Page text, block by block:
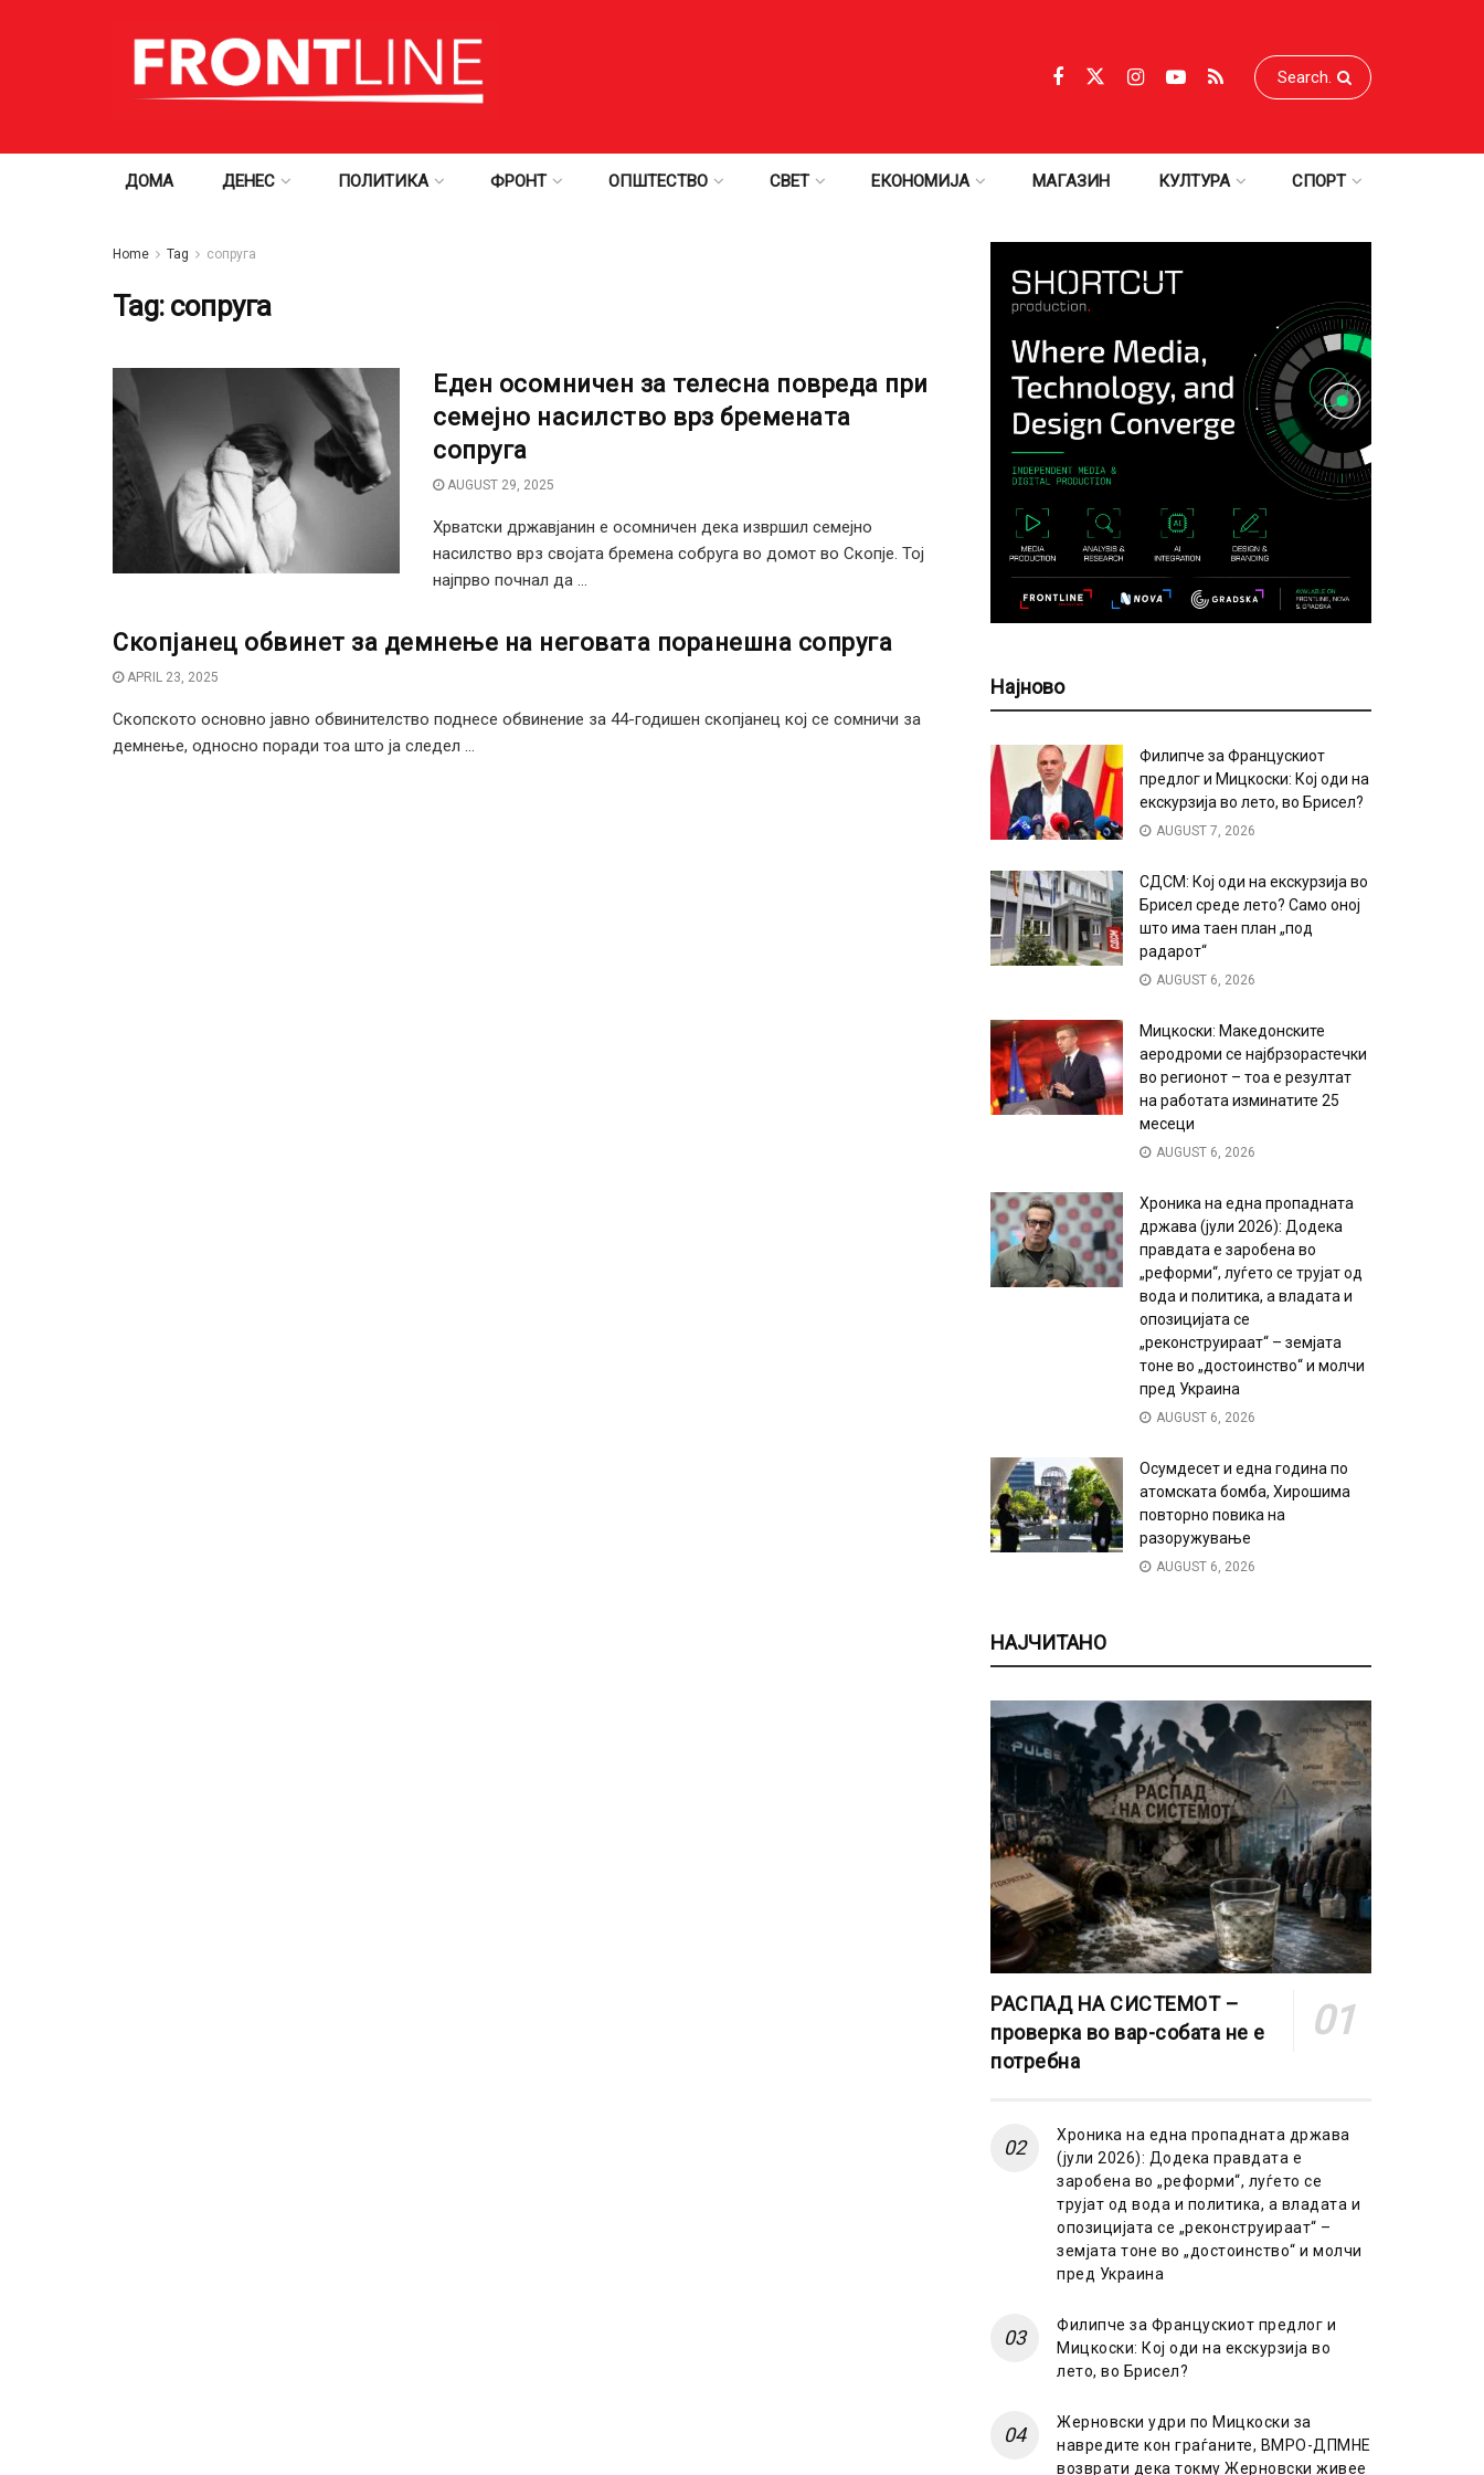
ДОМА ДЕНЕС ПОЛИТИКА ФРОНТ ОПШТЕСТВО СВЕТ ЕКОНОМИЈА МАГАЗИН КУЛТУРА СПОРТ
Home Tag сопруга
Tag: сопруга
Еден осомничен за телесна повреда при
семејно насилство врз бремената
сопруга
AUGUST 29, 2025
Хрватски државјанин е осомничен дека извршил семејно
насилство врз својата бремена собруга во домот во Скопје. Тој
најпрво почнал да ...
Скопјанец обвинет за демнење на неговата поранешна сопруга
APRIL 23, 2025
Скопското основно јавно обвинителство поднесе обвинение за 44-годишен скопјанец кој се сомничи за
демнење, односно поради тоа што ја следел ...
Најново
Филипче за Францускиот
предлог и Мицкоски: Кој оди на
екскурзија во лето, во Брисел?
AUGUST 7, 2026
СДСМ: Кој оди на екскурзија во
Брисел среде лето? Само оној
што има таен план „под
радарот“
AUGUST 6, 2026
Мицкоски: Македонските
аеродроми се најбрзорастечки
во регионот – тоа е резултат
на работата изминатите 25
месеци
AUGUST 6, 2026
Хроника на една пропадната
држава (јули 2026): Додека
правдата е заробена во
„реформи“, луѓето се трујат од
вода и политика, а владата и
опозицијата се
„реконструираат“ – земјата
тоне во „достоинство“ и молчи
пред Украина
AUGUST 6, 2026
Осумдесет и една година по
атомската бомба, Хирошима
повторно повика на
разоружување
AUGUST 6, 2026
НАЈЧИТАНО
РАСПАД НА СИСТЕМОТ –
проверка во вар-собата не е
потребна
Хроника на една пропадната држава
(јули 2026): Додека правдата е
заробена во „реформи“, луѓето се
трујат од вода и политика, а владата и
опозицијата се „реконструираат“ –
земјата тоне во „достоинство“ и молчи
пред Украина
Филипче за Францускиот предлог и
Мицкоски: Кој оди на екскурзија во
лето, во Брисел?
Жерновски удри по Мицкоски за
навредите кон граѓаните, ВМРО-ДПМНЕ
возврати дека токму Жерновски живее